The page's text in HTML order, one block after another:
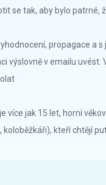
se tak, aby bylo patrné,
propagace a
v emailu
více jak 15 let, horní
kteří chtějí